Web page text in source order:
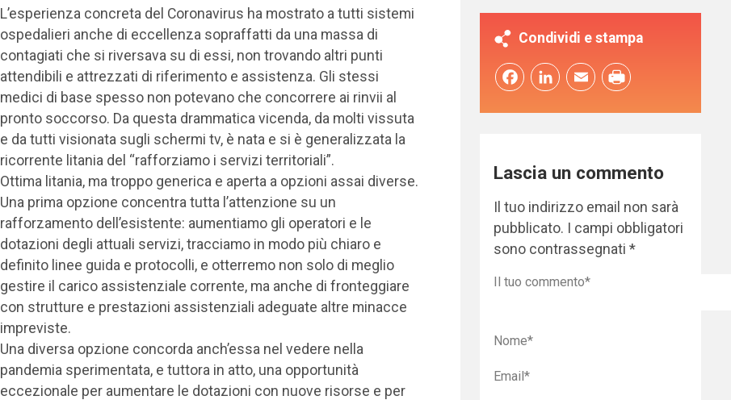
L’esperienza concreta del Coronavirus ha mostrato a tutti sistemi
ospedalieri anche di eccellenza sopraffatti da una massa di
contagiati che si riversava su di essi, non trovando altri punti
attendibili e attrezzati di riferimento e assistenza. Gli stessi
medici di base spesso non potevano che concorrere ai rinvii al
pronto soccorso. Da questa drammatica vicenda, da molti vissuta
e da tutti visionata sugli schermi tv, è nata e si è generalizzata la
ricorrente litania del “rafforziamo i servizi territoriali”.
Ottima litania, ma troppo generica e aperta a opzioni assai diverse.
Una prima opzione concentra tutta l’attenzione su un
rafforzamento dell’esistente: aumentiamo gli operatori e le
dotazioni degli attuali servizi, tracciamo in modo più chiaro e
definito linee guida e protocolli, e otterremo non solo di meglio
gestire il carico assistenziale corrente, ma anche di fronteggiare
con strutture e prestazioni assistenziali adeguate altre minacce
impreviste.
Una diversa opzione concorda anch’essa nel vedere nella
pandemia sperimentata, e tuttora in atto, una opportunità
eccezionale per aumentare le dotazioni con nuove risorse e per
Condividi e stampa
FacebookLinkedInEmail
Lascia un commento
Il tuo indirizzo email non sarà
pubblicato. I campi obbligatori
sono contrassegnati*